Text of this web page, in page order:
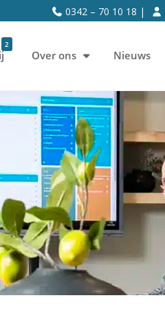
0342 – 70 10 18 |
2
Over ons Nieuws